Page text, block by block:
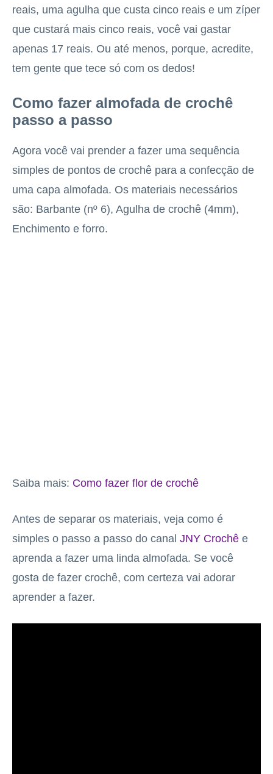
reais, uma agulha que custa cinco reais e um zíper
que custará mais cinco reais, você vai gastar
apenas 17 reais. Ou até menos, porque, acredite,
tem gente que tece só com os dedos!
Como fazer almofada de crochê
passo a passo
Agora você vai prender a fazer uma sequência
simples de pontos de crochê para a confecção de
uma capa almofada. Os materiais necessários
são: Barbante (nº 6), Agulha de crochê (4mm),
Enchimento e forro.
Saiba mais: Como fazer flor de crochê
Antes de separar os materiais, veja como é
simples o passo a passo do canal JNY Crochê e
aprenda a fazer uma linda almofada. Se você
gosta de fazer crochê, com certeza vai adorar
aprender a fazer.